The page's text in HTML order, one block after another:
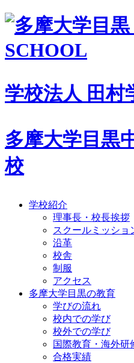
学校法人 田村
多摩大学目黒
校
学校紹介
理事長・校長挨拶
スクールミッショ
沿革
校舎
制服
アクセス
多摩大学目黒の教育
学びの流れ
校内での学び
校外での学び
国際教育・海外研
合格実績